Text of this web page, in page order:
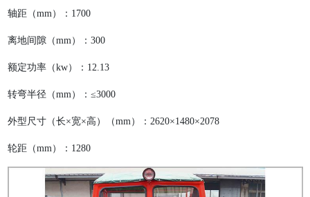
轴距（mm）：1700
离地间隙（mm）：300
额定功率（kw）：12.13
转弯半径（mm）：≤3000
外型尺寸（长×宽×高）（mm）：2620×1480×2078
轮距（mm）：1280